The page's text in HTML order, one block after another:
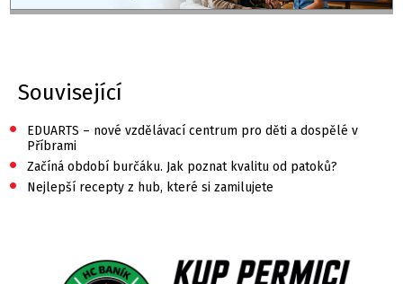
Související
•
EDUARTS – nové vzdělávací centrum pro děti a dospělé v
Příbrami
• Začíná období burčáku. Jak poznat kvalitu od patoků?
• Nejlepší recepty z hub, které si zamilujete